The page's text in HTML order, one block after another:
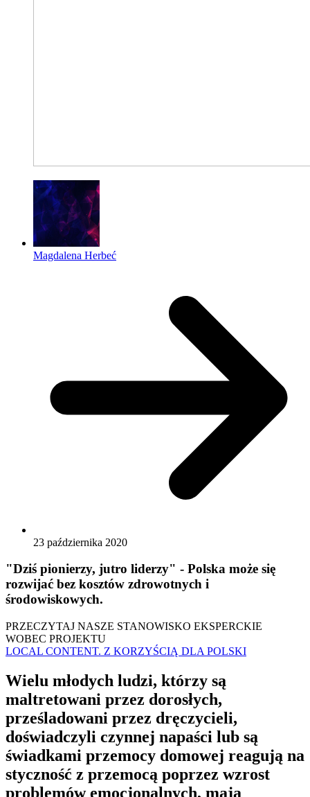
Magdalena Herbeć
23 października 2020
"Dziś pionierzy, jutro liderzy" - Polska może się
rozwijać bez kosztów zdrowotnych i
środowiskowych.
PRZECZYTAJ NASZE STANOWISKO EKSPERCKIE
WOBEC PROJEKTU
LOCAL CONTENT. Z KORZYŚCIĄ DLA POLSKI
Wielu młodych ludzi, którzy są
maltretowani przez dorosłych,
prześladowani przez dręczycieli,
doświadczyli czynnej napaści lub są
świadkami przemocy domowej reagują na
styczność z przemocą poprzez wzrost
problemów emocjonalnych, mają